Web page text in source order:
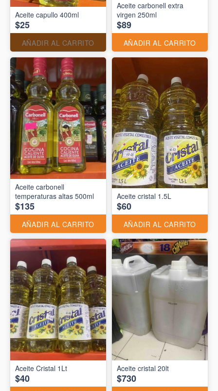
Aceite capullo 400ml
$25
AÑADIR AL CARRITO
Aceite carbonell extra
virgen 250ml
$89
AÑADIR AL CARRITO
Aceite carbonell
temperaturas altas 500ml
$135
AÑADIR AL CARRITO
Aceite cristal 1.5L
$60
AÑADIR AL CARRITO
Aceite Cristal 1Lt
$40
Aceite cristal 20lt
$730